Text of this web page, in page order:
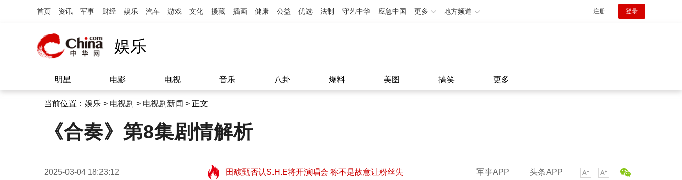
首页 资讯 军事 财经 娱乐 汽车 游戏 文化 援藏 插画 健康 公益 优选 法制 守艺中华 应急中国 更多 地方频道 注册 登录
娱乐
明星 电影 电视 音乐 八卦 爆料 美图 搞笑 更多
当前位置： 娱乐 > 电视剧 > 电视剧新闻 > 正文
《合奏》第8集剧情解析
2025-03-04 18:23:12
望11:08
田馥甄否认S.H.E将开演唱会 称不是故意让粉丝失
军事APP 头条APP